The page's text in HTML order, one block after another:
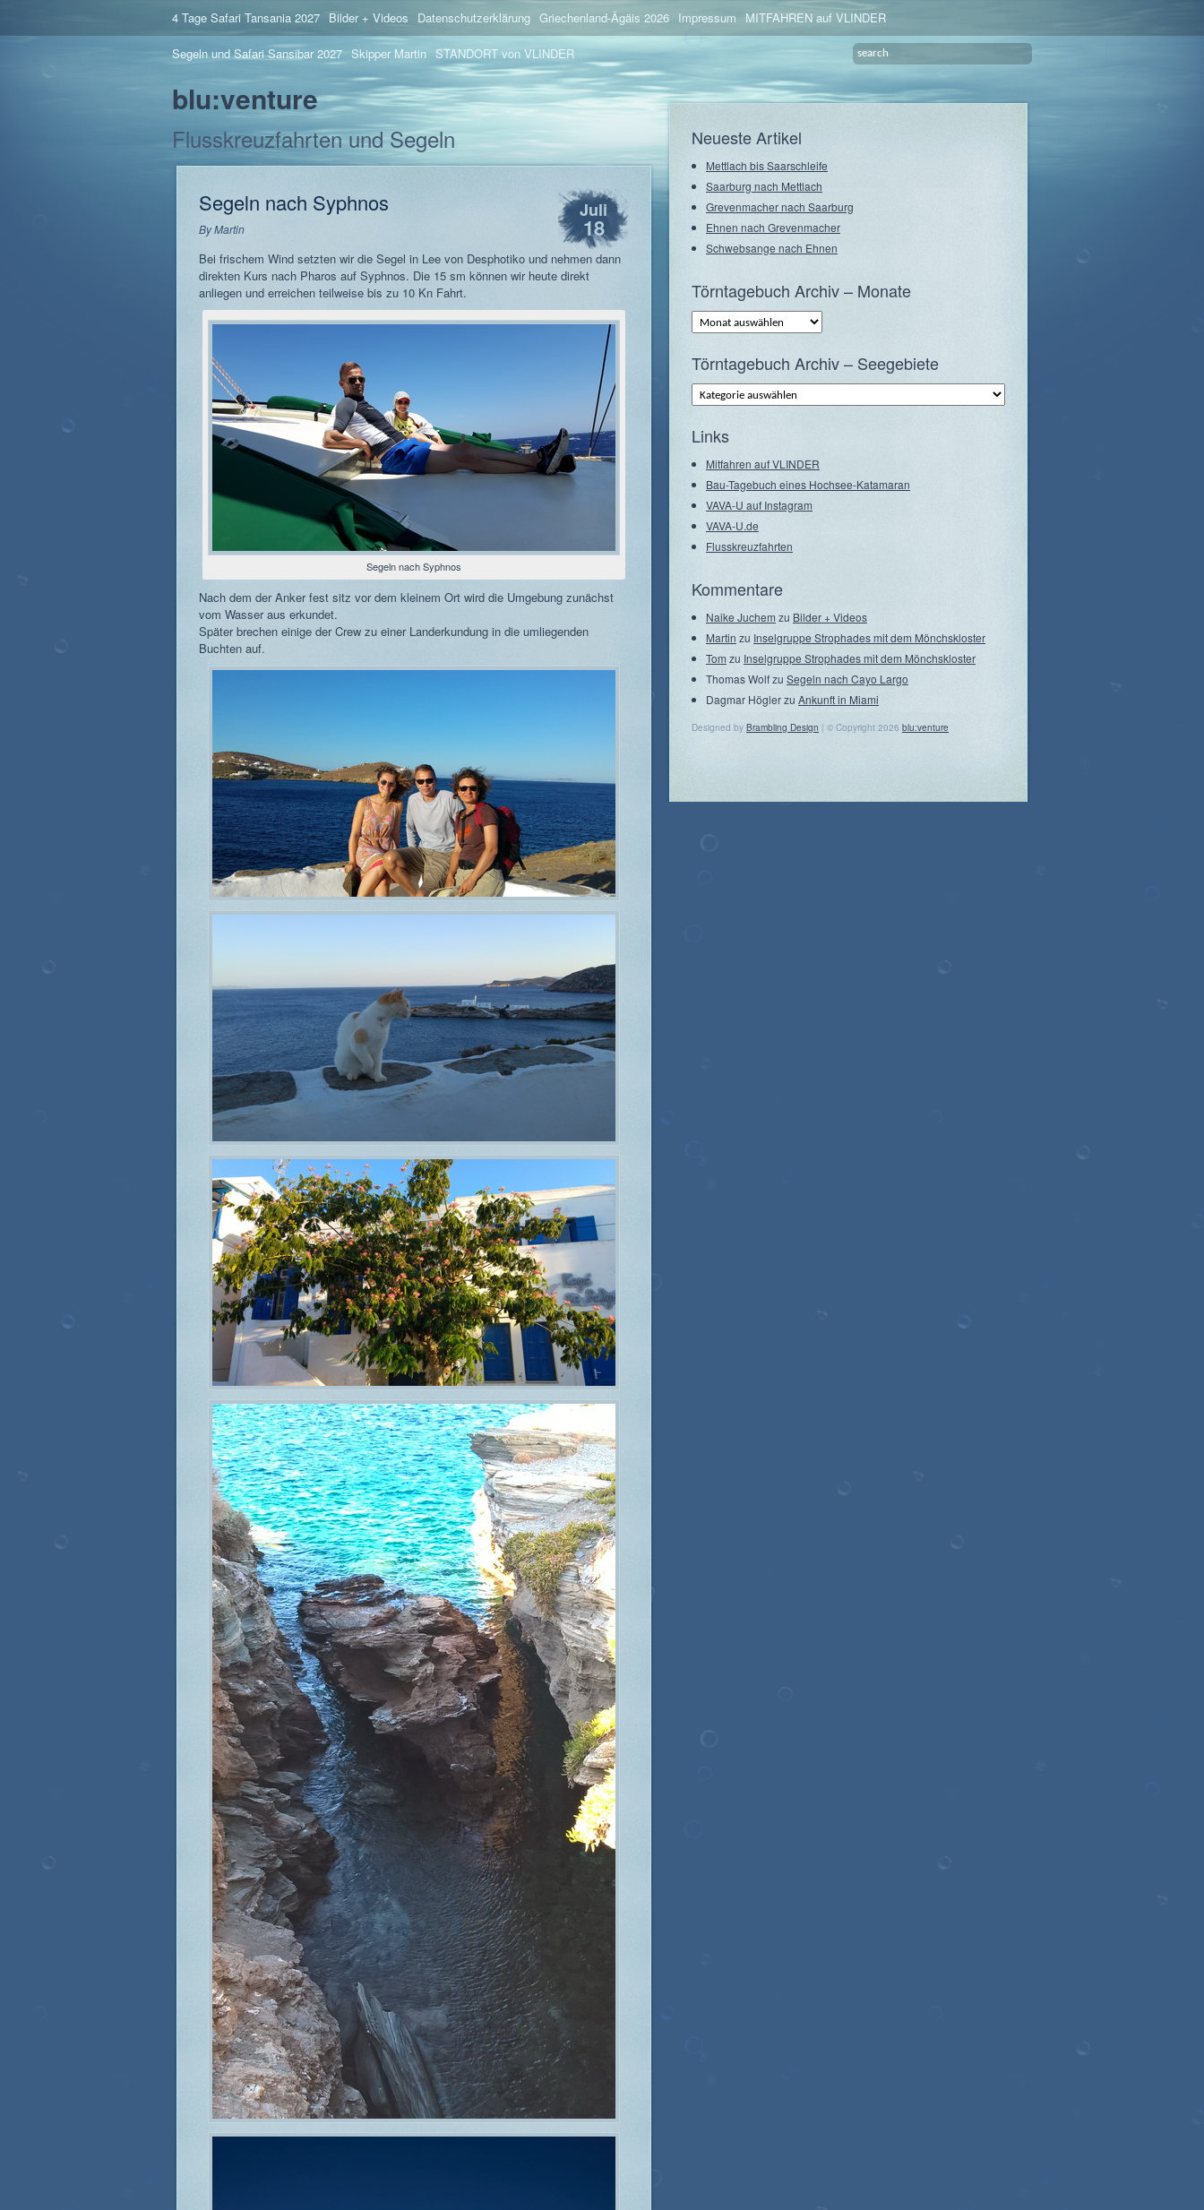
4 Tage Safari Tansania 2027 Bilder + Videos Datenschutzerklärung Griechenland-Ägäis 2026 Impressum MITFAHREN auf VLINDER
Segeln und Safari Sansibar 2027 Skipper Martin STANDORT von VLINDER
blu:venture
Flusskreuzfahrten und Segeln
Segeln nach Syphnos
ByMartin
Juli
18
Bei frischem Wind setzten wir die Segel in Lee von Desphotiko und nehmen dann
direkten Kurs nach Pharos auf Syphnos. Die 15 sm können wir heute direkt
anliegen und erreichen teilweise bis zu 10 Kn Fahrt.
Segeln nach Syphnos
Nach dem der Anker fest sitz vor dem kleinem Ort wird die Umgebung zunächst
vom Wasser aus erkundet.
Später brechen einige der Crew zu einer Landerkundung in die umliegenden
Buchten auf.
Neueste Artikel
Mettlach bis Saarschleife
Saarburg nach Mettlach
Grevenmacher nach Saarburg
Ehnen nach Grevenmacher
Schwebsange nach Ehnen
Törntagebuch Archiv – Monate
Törntagebuch
Archiv
–
Törntagebuch Archiv – Seegebiete
Törntagebuch
Archiv
–
Links
Mitfahren auf VLINDER
Bau-Tagebuch eines Hochsee-Katamaran
VAVA-U auf Instagram
VAVA-U.de
Flusskreuzfahrten
Kommentare
Naike Juchemzu Bilder + Videos
Martin zu Inselgruppe Strophades mit dem Mönchskloster
Tom zu Inselgruppe Strophades mit dem Mönchskloster
Thomas Wolfzu Segeln nach Cayo Largo
Dagmar Höglerzu Ankunft in Miami
Designed by Brambling Design | © Copyright 2026 blu:venture